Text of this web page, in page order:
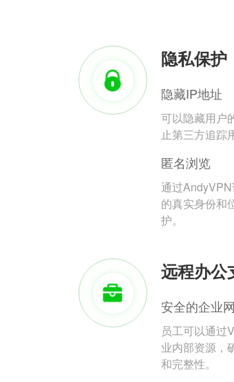
隐私保护
隐藏IP地址
可以隐藏用户
止第三方追踪
匿名浏览
通过
的真实身份和
护。
远程办公
安全的企业
员工可以通过
业内部资源，
和完整性。